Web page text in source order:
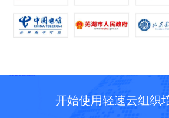
开始使用轻速云组织